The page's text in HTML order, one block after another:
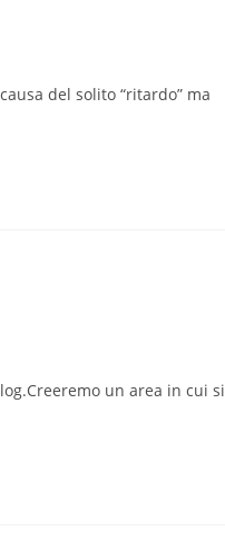
del solito “ritardo” ma
un area in cui si